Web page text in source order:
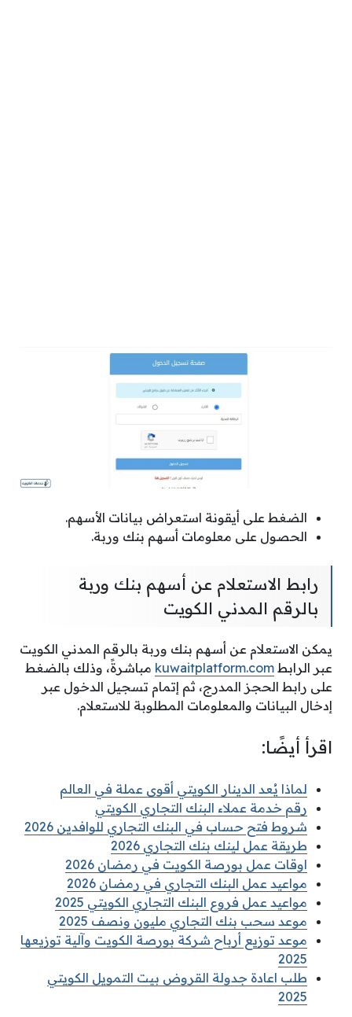
الضغط على أيقونة استعراض بيانات الأسهم.
الحصول على معلومات أسهم بنك وربة.
رابط الاستعلام عن أسهم بنك وربة
بالرقم المدني الكويت
يمكن الاستعلام عن أسهم بنك وربة بالرقم المدني الكويت
عبر الرابط kuwaitplatform.com مباشرةً، وذلك بالضغط
على رابط الحجز المدرج، ثم إتمام تسجيل الدخول عبر
إدخال البيانات والمعلومات المطلوبة للاستعلام.
اقرأ أيضًا:
لماذا يُعد الدينار الكويتي أقوى عملة في العالم
رقم خدمة عملاء البنك التجاري الكويتي
شروط فتح حساب في البنك التجاري للوافدين 2026
طريقة عمل لينك بنك التجاري 2026
اوقات عمل بورصة الكويت في رمضان 2026
مواعيد عمل البنك التجاري في رمضان 2026
مواعيد عمل فروع البنك التجاري الكويتي 2025
موعد سحب بنك التجاري مليون ونصف 2025
موعد توزيع أرباح شركة بورصة الكويت وآلية توزيعها
2025
طلب اعادة جدولة القروض بيت التمويل الكويتي
2025